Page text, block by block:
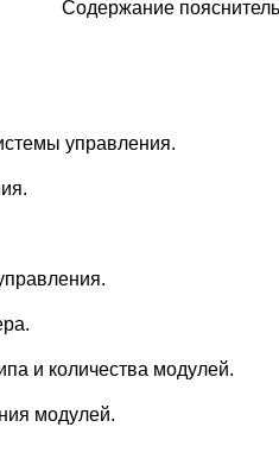
Содержание
управления.
и количества модулей.
модулей.